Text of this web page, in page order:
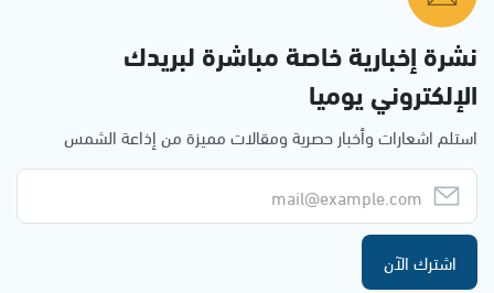
نشرة إخبارية خاصة مباشرة لبريدك
الإلكتروني يوميا
استلم اشعارات وأخبار حصرية ومقالات مميزة من إذاعة الشمس
اشترك الآن